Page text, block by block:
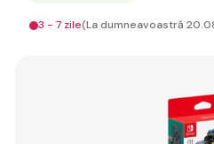
3 - 7 zile(La dumneavoastră